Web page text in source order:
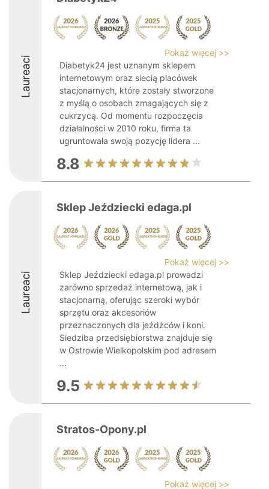
Laureaci
Pokaż więcej >>
Diabetyk24 jest uznanym sklepem
internetowym oraz siecią placówek
stacjonarnych, które zostały stworzone
z myślą o osobach zmagających się z
cukrzycą. Od momentu rozpoczęcia
działalności w 2010 roku, firma ta
ugruntowała swoją pozycję lidera ...
8.8
Laureaci
Sklep Jeździecki edaga.pl
Pokaż więcej >>
Sklep Jeździecki edaga.pl prowadzi
zarówno sprzedaż internetową, jak i
stacjonarną, oferując szeroki wybór
sprzętu oraz akcesoriów
przeznaczonych dla jeźdźców i koni.
Siedziba przedsiębiorstwa znajduje się
w Ostrowie Wielkopolskim pod adresem
...
9.5
Stratos-Opony.pl
Pokaż więcej >>